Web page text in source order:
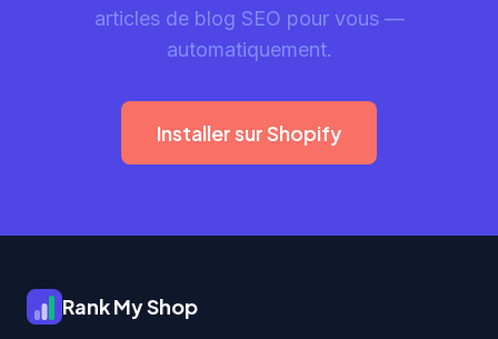
articles de blog SEO pour vous —
automatiquement.
Installer sur Shopify
Rank My Shop